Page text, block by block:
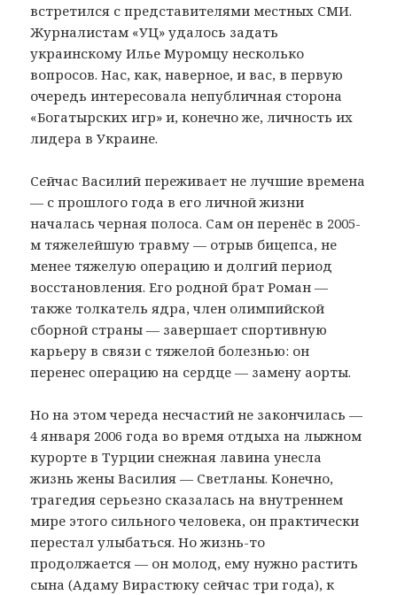
встретился с представителями местных СМИ.
Журналистам «УЦ» удалось задать
украинскому Илье Муромцу несколько
вопросов. Нас, как, наверное, и вас, в первую
очередь интересовала непубличная сторона
«Богатырских игр» и, конечно же, личность их
лидера в Украине.
Сейчас Василий переживает не лучшие времена
— с прошлого года в его личной жизни
началась черная полоса. Сам он перенёс в 2005-
м тяжелейшую травму — отрыв бицепса, не
менее тяжелую операцию и долгий период
восстановления. Его родной брат Роман —
также толкатель ядра, член олимпийской
сборной страны — завершает спортивную
карьеру в связи с тяжелой болезнью: он
перенес операцию на сердце — замену аорты.
Но на этом череда несчастий не закончилась —
4 января 2006 года во время отдыха на лыжном
курорте в Турции снежная лавина унесла
жизнь жены Василия — Светланы. Конечно,
трагедия серьезно сказалась на внутреннем
мире этого сильного человека, он практически
перестал улыбаться. Но жизнь-то
продолжается — он молод, ему нужно растить
сына (Адаму Вирастюку сейчас три года), к